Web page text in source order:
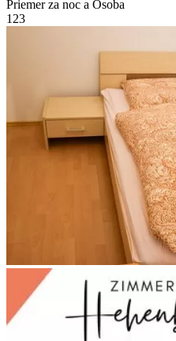
Priemer za noc a Osoba
1 23